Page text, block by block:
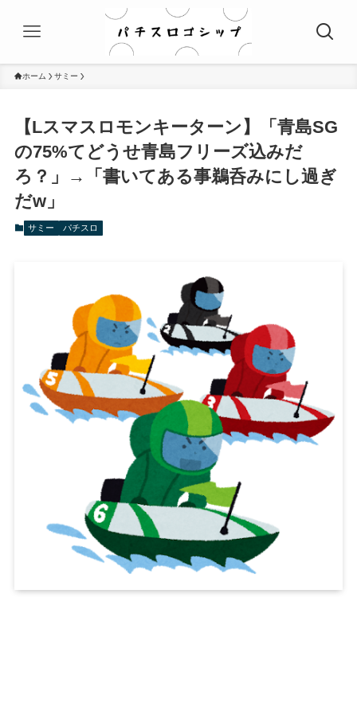
ホーム サミー
【Lスマスロモンキーターン】「青島SG
の75%てどうせ青島フリーズ込みだ
ろ？」→「書いてある事鵜呑みにし過ぎ
だw」
サミー パチスロ